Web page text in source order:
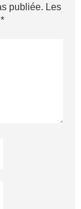
publiée. Les
*